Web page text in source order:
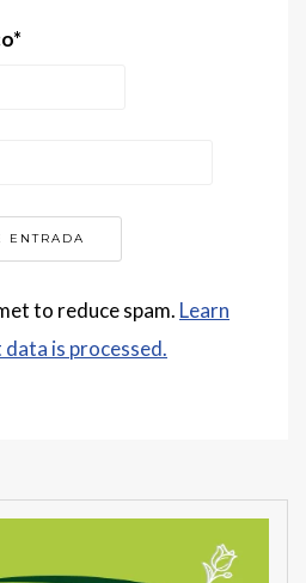
*
to reduce spam. Learn
is processed.